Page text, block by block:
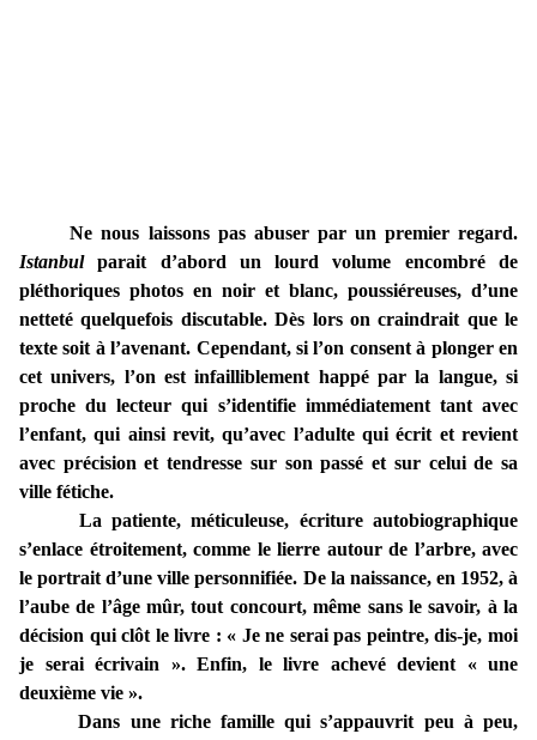
Ne nous laissons pas abuser par un premier regard.
Istanbulparait d’abord un lourd volume encombré de
pléthoriques photos en noir et blanc, poussiéreuses, d’une
netteté quelquefois discutable. Dès lors on craindrait que le
texte soit à l’avenant. Cependant, si l’on consent à plonger en
cet univers, l’on est infailliblement happé par la langue, si
proche du lecteur qui s’identifie immédiatement tant avec
l’enfant, qui ainsi revit, qu’avec l’adulte qui écrit et revient
avec précision et tendresse sur son passé et sur celui de sa
ville fétiche.
La patiente, méticuleuse, écriture autobiographique
s’enlace étroitement, comme le lierre autour de l’arbre, avec
le portrait d’une ville personnifiée. De la naissance, en 1952, à
l’aube de l’âge mûr, tout concourt, même sans le savoir, à la
décision qui clôt le livre : « Je ne serai pas peintre, dis-je, moi
je serai écrivain ». Enfin, le livre achevé devient « une
deuxième vie ».
Dans une riche famille qui s’appauvrit peu à peu,